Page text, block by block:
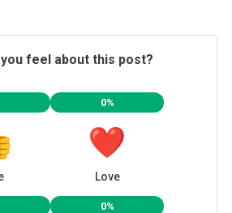
feel about this post?
0%
Love
0%